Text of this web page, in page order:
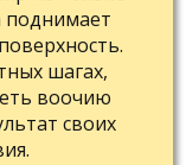
поднимает
шагах,
воочию
своих